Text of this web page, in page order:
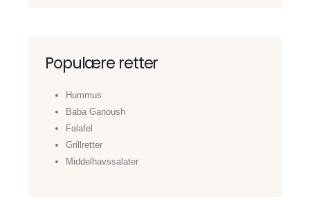
Populære retter
Hummus
Baba Ganoush
Falafel
Grillretter
Middelhavssalater